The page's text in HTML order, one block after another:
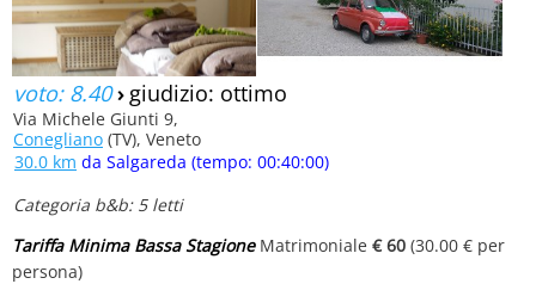
voto: 8.40› giudizio: ottimo
Via Michele Giunti 9,
Conegliano (TV), Veneto
30.0 km da Salgareda (tempo: 00:40:00)
Categoria b&b: 5 letti
Tariffa Minima Bassa StagioneMatrimoniale € 60 (30.00 € per
persona)